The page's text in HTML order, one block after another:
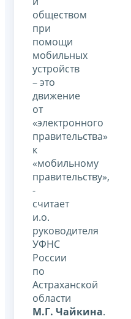
обществом
при
помощи
мобильных
устройств
– это
движение
от
«электронного
правительства»
к
«мобильному
правительству»,
-
считает
и.о.
руководителя
УФНС
России
по
Астраханской
области
М.Г. Чайкина.